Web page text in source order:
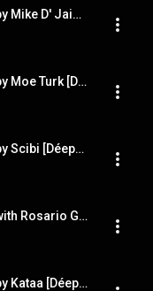
Déepalma Radioshow #076 by Mike D' Jais [Follow The Palms]
Déepalma Radioshow #075 by Moe Turk [Déepalma Records]
Déepalma Radioshow #074 by Scibi [Déepalma Records]
Déepalma Radioshow #073 with Rosario Galati [Déepalma Records]
Déepalma Radioshow #072 by Kataa [Déepalma Soul]